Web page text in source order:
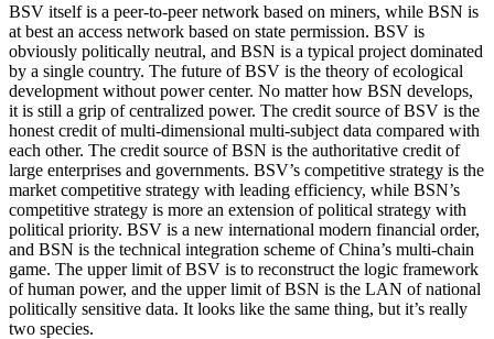
BSV itself is a peer-to-peer network based on miners, while BSN is
at best an access network based on state permission. BSV is
obviously politically neutral, and BSN is a typical project dominated
by a single country. The future of BSV is the theory of ecological
development without power center. No matter how BSN develops,
it is still a grip of centralized power. The credit source of BSV is the
honest credit of multi-dimensional multi-subject data compared with
each other. The credit source of BSN is the authoritative credit of
large enterprises and governments. BSV’s competitive strategy is the
market competitive strategy with leading efficiency, while BSN’s
competitive strategy is more an extension of political strategy with
political priority. BSV is a new international modern financial order,
and BSN is the technical integration scheme of China’s multi-chain
game. The upper limit of BSV is to reconstruct the logic framework
of human power, and the upper limit of BSN is the LAN of national
politically sensitive data. It looks like the same thing, but it’s really
two species.